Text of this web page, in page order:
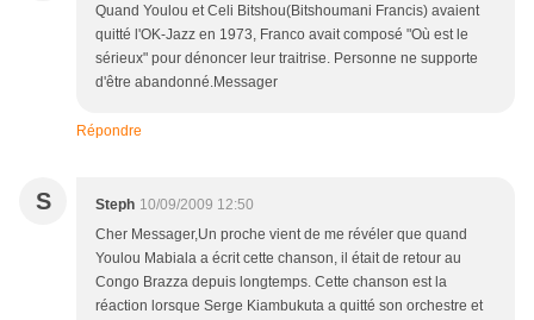
Quand Youlou et Celi Bitshou(Bitshoumani Francis) avaient
quitté l'OK-Jazz en 1973, Franco avait composé "Où est le
sérieux" pour dénoncer leur traitrise. Personne ne supporte
d'être abandonné.Messager
Répondre
S Steph 10/09/2009 12:50
Cher Messager,Un proche vient de me révéler que quand
Youlou Mabiala a écrit cette chanson, il était de retour au
Congo Brazza depuis longtemps. Cette chanson est la
réaction lorsque Serge Kiambukuta a quitté son orchestre et